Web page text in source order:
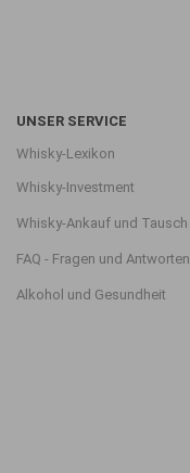
UNSER SERVICE
Whisky-Lexikon
Whisky-Investment
Whisky-Ankauf und Tausch
FAQ - Fragen und Antworten
Alkohol und Gesundheit